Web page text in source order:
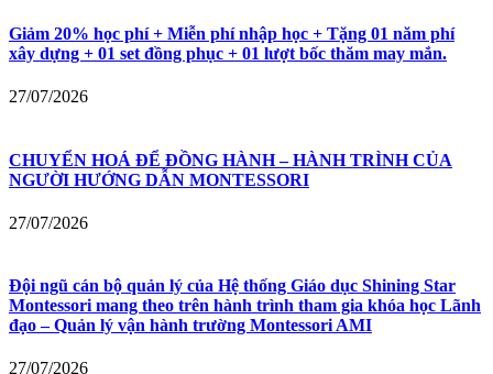
Giảm 20% học phí + Miễn phí nhập học + Tặng 01 năm phí
xây dựng + 01 set đồng phục + 01 lượt bốc thăm may mắn.
27/07/2026
CHUYỂN HOÁ ĐỂ ĐỒNG HÀNH – HÀNH TRÌNH CỦA
NGƯỜI HƯỚNG DẪN MONTESSORI
27/07/2026
Đội ngũ cán bộ quản lý của Hệ thống Giáo dục Shining Star
Montessori mang theo trên hành trình tham gia khóa học Lãnh
đạo – Quản lý vận hành trường Montessori AMI
27/07/2026